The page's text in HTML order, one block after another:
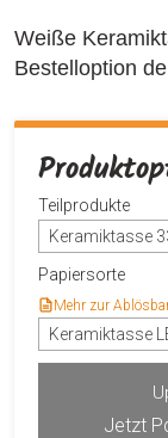
Weiße
Bestelloption
Teilprodukte
Keramiktasse
Papiersorte
Mehr zur
Keramiktasse
Jetzt